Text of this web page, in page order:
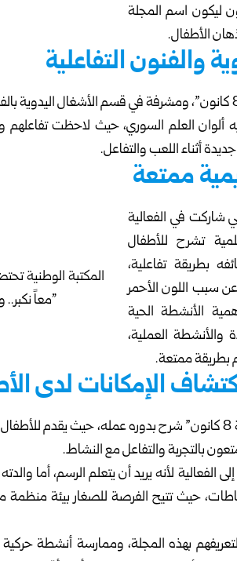
أن اختيار 8 كانون ليكون اسم المجلة
الأطفال.
والفنون التفاعلية
رهف الدخيل متطوعة في مجلة “8 كانون”، ومشرفة في قسم الأشغال
ألوان العلم السوري، حيث لاحظت تفاعلهم
أثناء اللعب والتفاعل.
ممتعة
شاركت في الفعالية
تشرح للأطفال
بطريقة تفاعلية،
سبب اللون الأحمر
الأنشطة الحية
والأنشطة العملية،
بطريقة ممتعة.
الإمكانات لدى
نور الدين خلف متطوع ضمن مجلة 8 كانون” شرح بدوره عمله، حيث
بالتجربة والتفاعل مع النشاط.
سنوات جاء إلى الفعالية لأنه يريد أن يتعلم الرسم،
حيث تتيح الفرصة للصغار بيئة منظمة
بهذه المجلة، وممارسة أنشطة حركية